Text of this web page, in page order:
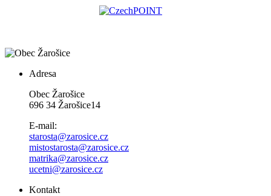
Adresa
Obec Žarošice
696 34 Žarošice14
E-mail:
starosta@zarosice.cz
mistostarosta@zarosice.cz
matrika@zarosice.cz
ucetni@zarosice.cz
Kontakt